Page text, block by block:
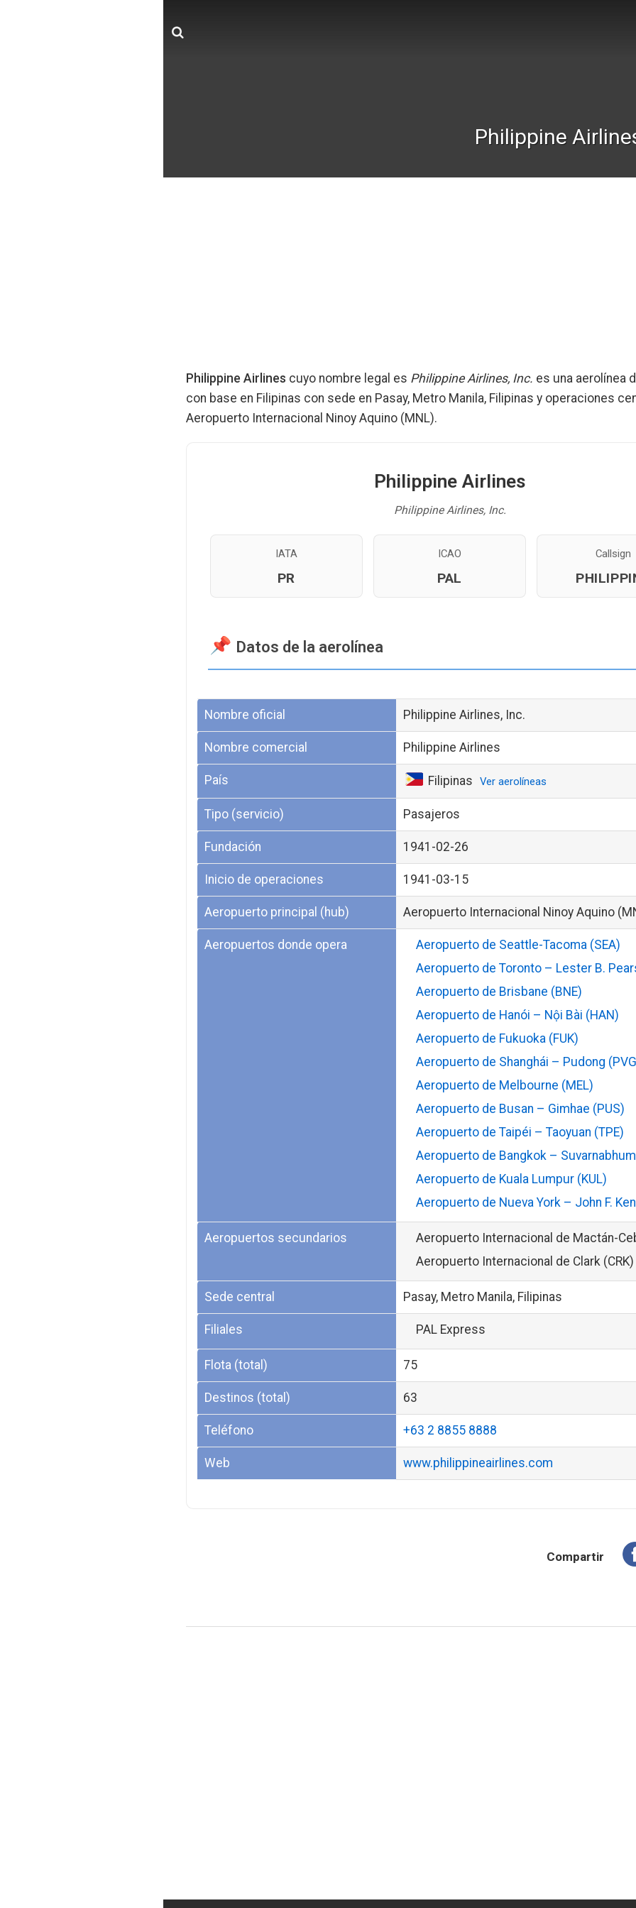
Philippine
Philippine Airlines cuyo nombre legal es Philippine Airlines, Inc. es una aerolínea
con base en Filipinas con sede en Pasay, Metro Manila, Filipinas y operaciones
Aeropuerto Internacional Ninoy Aquino (MNL).
Philippine Airlines
Philippine Airlines, Inc.
IATA
PR
ICAO
PAL
Callsign
Datos de la aerolínea
Nombre oficial Philippine Airlines, Inc.
Nombre comercial Philippine Airlines
País Filipinas Ver aerolíneas
Tipo (servicio) Pasajeros
Fundación 1941-02-26
Inicio de operaciones 1941-03-15
Aeropuerto principal (hub) Aeropuerto Internacional Ninoy Aquino
Aeropuertos donde opera
Aeropuerto de Seattle-Tacoma (SEA)
Aeropuerto de Toronto – Lester B.
Aeropuerto de Brisbane (BNE)
Aeropuerto de Hanói – Nội Bài (HAN)
Aeropuerto de Fukuoka (FUK)
Aeropuerto de Shanghái – Pudong
Aeropuerto de Melbourne (MEL)
Aeropuerto de Busan – Gimhae (PUS)
Aeropuerto de Taipéi – Taoyuan (TPE)
Aeropuerto de Bangkok –
Aeropuerto de Kuala Lumpur (KUL)
Aeropuerto de Nueva York – John F.
Aeropuertos secundarios
Aeropuerto Internacional de Mactán-
Aeropuerto Internacional de Clark (CRK)
Sede central Pasay, Metro Manila, Filipinas
Filiales PAL Express
Flota (total) 75
Destinos (total) 63
Teléfono +63 2 8855 8888
Web www.philippineairlines.com
Compartir